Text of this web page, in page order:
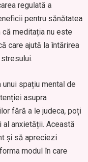
regulată a
pentru sănătatea
meditația nu este
care ajută la întărirea
spațiu mental de
asupra
fără a le judeca, poți
anxietății. Această
și să apreciezi
modul în care